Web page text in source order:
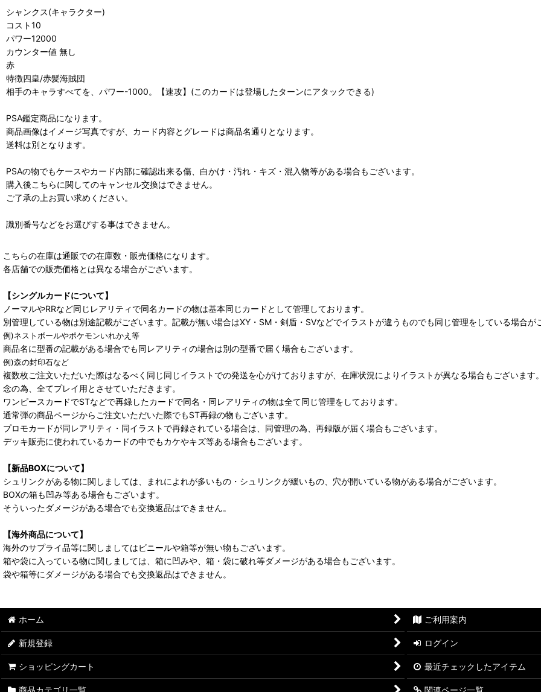
シャンクス(キャラクター)
コスト10
パワー12000
カウンター値 無し
赤
特徴四皇/赤髪海賊団
相手のキャラすべてを、パワー-1000。【速攻】(このカードは登場したターンにアタックできる)
PSA鑑定商品になります。
商品画像はイメージ写真ですが、カード内容とグレードは商品名通りとなります。
送料は別となります。
PSAの物でもケースやカード内部に確認出来る傷、白かけ・汚れ・キズ・混入物等がある場合もございます。
購入後こちらに関してのキャンセル交換はできません。
ご了承の上お買い求めください。
識別番号などをお選びする事はできません。
こちらの在庫は通販での在庫数・販売価格になります。
各店舗での販売価格とは異なる場合がございます。
【シングルカードについて】
ノーマルやRRなど同じレアリティで同名カードの物は基本同じカードとして管理しております。
別管理している物は別途記載がございます。記載が無い場合はXY・SM・剣盾・SVなどでイラストが違うものでも同じ管理をしている場合が
例)ネストボールやポケモンいれかえ等
商品名に型番の記載がある場合でも同レアリティの場合は別の型番で届く場合もございます。
例)森の封印石など
複数枚ご注文いただいた際はなるべく同じ同じイラストでの発送を心がけておりますが、在庫状況によりイラストが異なる場合もございます。
念の為、全てプレイ用とさせていただきます。
ワンピースカードでSTなどで再録したカードで同名・同レアリティの物は全て同じ管理をしております。
通常弾の商品ページからご注文いただいた際でもST再録の物もございます。
プロモカードが同レアリティ・同イラストで再録されている場合は、同管理の為、再録版が届く場合もございます。
デッキ販売に使われているカードの中でもカケやキズ等ある場合もございます。
【新品BOXについて】
シュリンクがある物に関しましては、まれによれが多いもの・シュリンクが緩いもの、穴が開いている物がある場合がございます。
BOXの箱も凹み等ある場合もございます。
そういったダメージがある場合でも交換返品はできません。
【海外商品について】
海外のサプライ品等に関しましてはビニールや箱等が無い物もございます。
箱や袋に入っている物に関しましては、箱に凹みや、箱・袋に破れ等ダメージがある場合もございます。
袋や箱等にダメージがある場合でも交換返品はできません。
ホーム ご利用案内
新規登録 ログイン
ショッピングカート 最近チェックしたアイテム
商品カテゴリ一覧 関連ページ一覧